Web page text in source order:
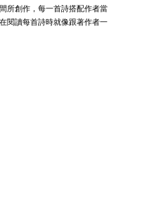
所創作，每一首詩搭配作者當
閱讀每首詩時就像跟著作者一